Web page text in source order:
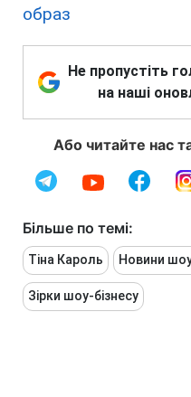
образ
Не пропустіть
на наші
Або читайте нас
Більше по темі:
Тіна Кароль Новини
Зірки шоу-бізнесу